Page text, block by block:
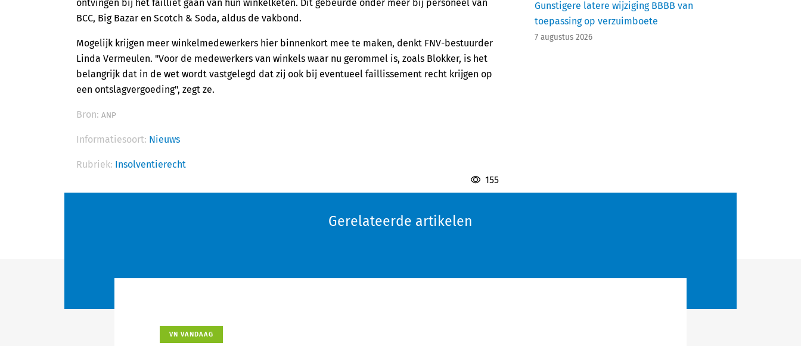
ontvingen bij het failliet gaan van hun winkelketen. Dit gebeurde onder meer bij personeel van
BCC, Big Bazar en Scotch & Soda, aldus de vakbond.
Mogelijk krijgen meer winkelmedewerkers hier binnenkort mee te maken, denkt FNV-bestuurder
Linda Vermeulen. "Voor de medewerkers van winkels waar nu gerommel is, zoals Blokker, is het
belangrijk dat in de wet wordt vastgelegd dat zij ook bij eventueel faillissement recht krijgen op
een ontslagvergoeding", zegt ze.
Bron: ANP
Informatiesoort: Nieuws
Rubriek: Insolventierecht
155
Gunstigere latere wijziging BBBB van
toepassing op verzuimboete
7 augustus 2026
Gerelateerde artikelen
VN VANDAAG